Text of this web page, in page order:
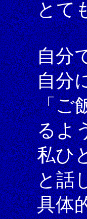
とて
自分
自分
「ご
るよ
私ひ
と話
具体